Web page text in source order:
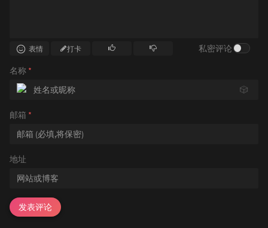
表情 打卡 私密评论
名称 *
🎲
邮箱 *
地址
发表评论